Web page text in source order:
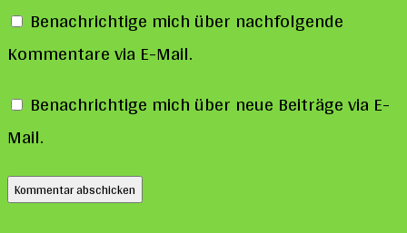
Benachrichtige mich über nachfolgende
Kommentare via E-Mail.
Benachrichtige mich über neue Beiträge via E-
Mail.